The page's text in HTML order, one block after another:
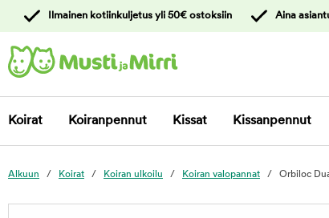
asiakaspalveluun
Ilmainen kotiinkuljetus yli 50€ ostoksiin Aina
Koirat Koiranpennut Kissat Kissanpennut
Alkuun Koirat Koiran ulkoilu Koiran valopannat Orbiloc